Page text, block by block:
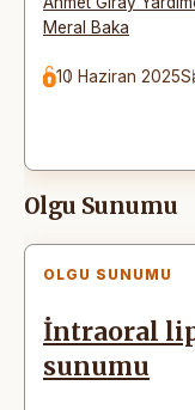
Meral Baka
10 Haziran 2025
Olgu Sunumu
OLGU SUNUMU
İntraoral
sunumu